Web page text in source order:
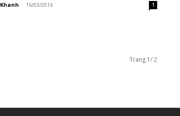
Khanh - 16/03/2016 1
Trang 1/ 2